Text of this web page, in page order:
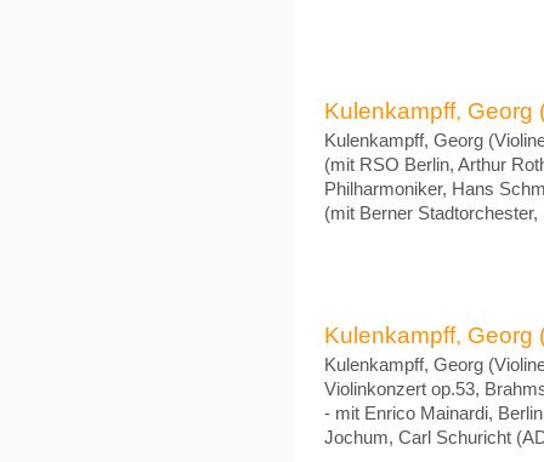
Kulenkampff, Georg
Kulenkampff, Georg
(mit RSO Berlin, Arthur
Philharmoniker, Hans
(mit Berner
Kulenkampff, Georg
Kulenkampff, Georg
Violinkonzert op.53,
- mit Enrico Mainardi,
Jochum, Carl Schuricht